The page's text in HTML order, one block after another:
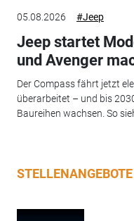
05.08.2026 #Jeep
Jeep startet
und Avenger
Der Compass fährt jetzt
überarbeitet – und bis
Baureihen wachsen. So
STELLENANGEBOTE